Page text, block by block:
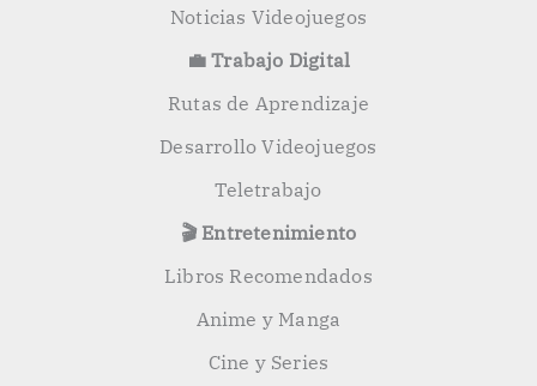
Noticias Videojuegos
💼 Trabajo Digital
Rutas de Aprendizaje
Desarrollo Videojuegos
Teletrabajo
🎬 Entretenimiento
Libros Recomendados
Anime y Manga
Cine y Series